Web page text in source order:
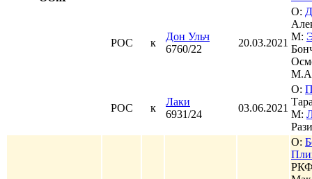
РОС к
Дон Ульч
6760/22
20.03.2021
О:
М:
РОС к
Лаки
6931/24
03.06.2021
О:
М:
О:
РКФ